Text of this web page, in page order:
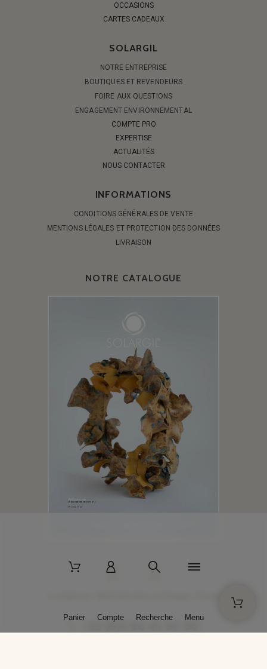
OCCASIONS
CARTES CADEAUX
SOLARGIL
NOTRE ENTREPRISE
BOUTIQUES ET REVENDEURS
FOIRE AUX QUESTIONS
ENGAGEMENT ENVIRONNEMENTAL
COMPTE PRO
EXPERTISE
ACTUALITÉS
NOUS CONTACTER
INFORMATIONS
CONDITIONS GÉNÉRALES DE VENTE
MENTIONS LÉGALES ET PROTECTION DES DONNÉES
LIVRAISON
NOTRE CATALOGUE
+33 (0)3 86 45 50 00
Panier Compte Recherche Menu